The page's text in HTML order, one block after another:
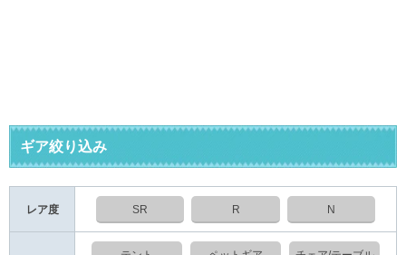
ギア絞り込み
レア度 SR R N